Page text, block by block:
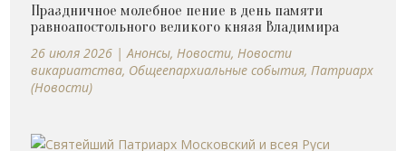
Праздничное молебное пение в день памяти
равноапостольного великого князя Владимира
26 июля 2026 |Анонсы, Новости, Новости
викариатства, Общеепархиальные события, Патриарх
(Новости)